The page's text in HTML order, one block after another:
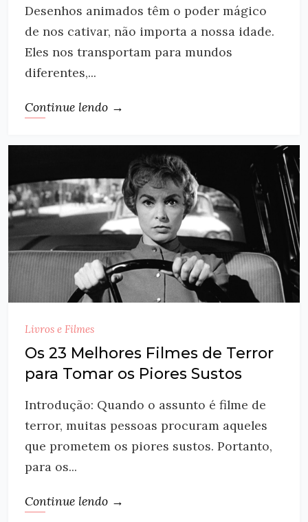
Desenhos animados têm o poder mágico
de nos cativar, não importa a nossa idade.
Eles nos transportam para mundos
diferentes,...
Continue lendo →
Livros e Filmes
Os 23 Melhores Filmes de Terror
para Tomar os Piores Sustos
Introdução: Quando o assunto é filme de
terror, muitas pessoas procuram aqueles
que prometem os piores sustos. Portanto,
para os...
Continue lendo →